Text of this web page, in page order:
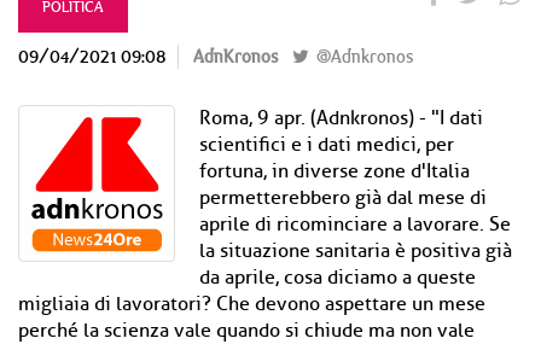
POLITICA
09/04/2021 09:08 AdnKronos @Adnkronos
Roma, 9 apr. (Adnkronos) - "I dati
scientifici e i dati medici, per
fortuna, in diverse zone d'Italia
permetterebbero già dal mese di
aprile di ricominciare a lavorare. Se
la situazione sanitaria è positiva già
da aprile, cosa diciamo a queste
migliaia di lavoratori? Che devono aspettare un mese
perché la scienza vale quando si chiude ma non vale